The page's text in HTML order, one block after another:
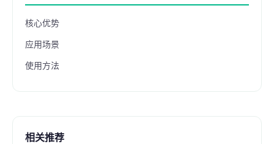
核心优势
应用场景
使用方法
相关推荐